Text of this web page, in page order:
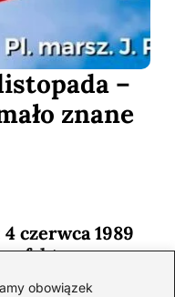
obowiązek
–
znane
4 czerwca 1989
fakty